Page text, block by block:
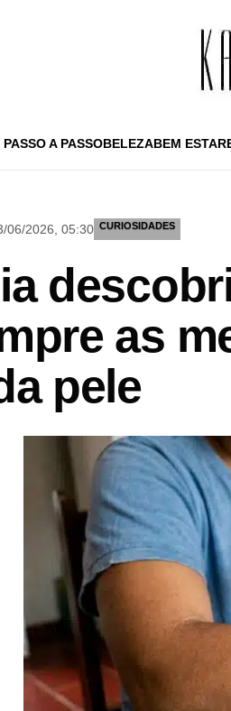
A PASSOBELEZABEM ESTAR
06/2026, 05:30 CURIOSIDADES
as
pele